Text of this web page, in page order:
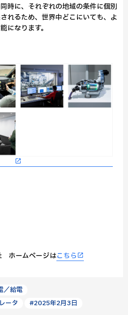
時に、それぞれの地域の条件に個別
れるため、世界中どこにいても、よ
になります。
ホームページはこちら
／給電
ータ
#2025年2月3日